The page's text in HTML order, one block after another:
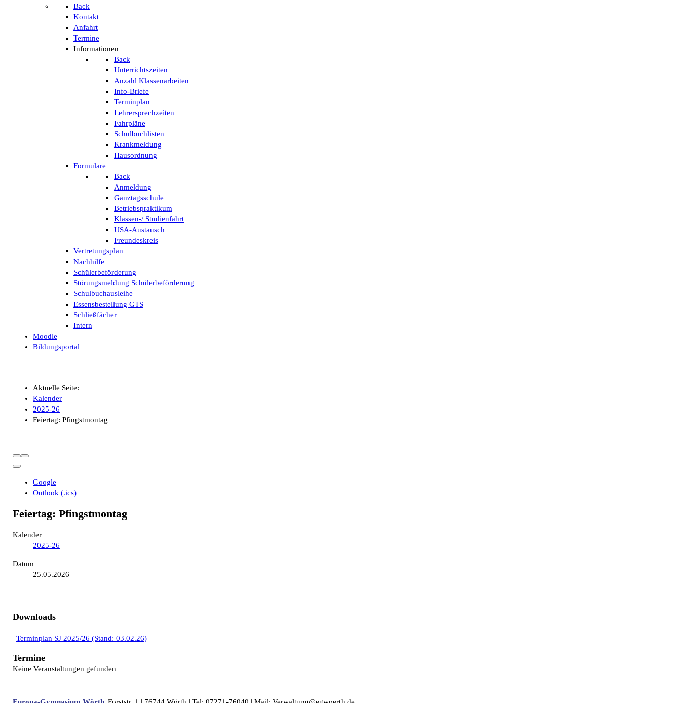
Back
Kontakt
Anfahrt
Termine
Informationen
Back
Unterrichtszeiten
Anzahl Klassenarbeiten
Info-Briefe
Terminplan
Lehrersprechzeiten
Fahrpläne
Schulbuchlisten
Krankmeldung
Hausordnung
Formulare
Back
Anmeldung
Ganztagsschule
Betriebspraktikum
Klassen-/ Studienfahrt
USA-Austausch
Freundeskreis
Vertretungsplan
Nachhilfe
Schülerbeförderung
Störungsmeldung Schülerbeförderung
Schulbuchausleihe
Essensbestellung GTS
Schließfächer
Intern
Moodle
Bildungsportal
Aktuelle Seite:
Kalender
2025-26
Feiertag: Pfingstmontag
Google
Outlook (.ics)
Feiertag: Pfingstmontag
Kalender
2025-26
Datum
25.05.2026
Downloads
Terminplan SJ 2025/26 (Stand: 03.02.26)
Termine
Keine Veranstaltungen gefunden